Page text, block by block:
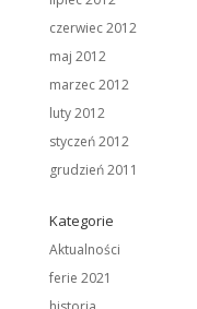
czerwiec 2012
maj 2012
marzec 2012
luty 2012
styczeń 2012
grudzień 2011
Kategorie
Aktualności
ferie 2021